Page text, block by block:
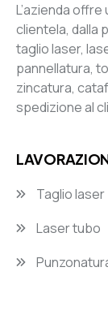
L’azienda
clientela, dalla
taglio laser,
pannellatura,
zincatura,
spedizione al
Taglio laser
Laser tubo